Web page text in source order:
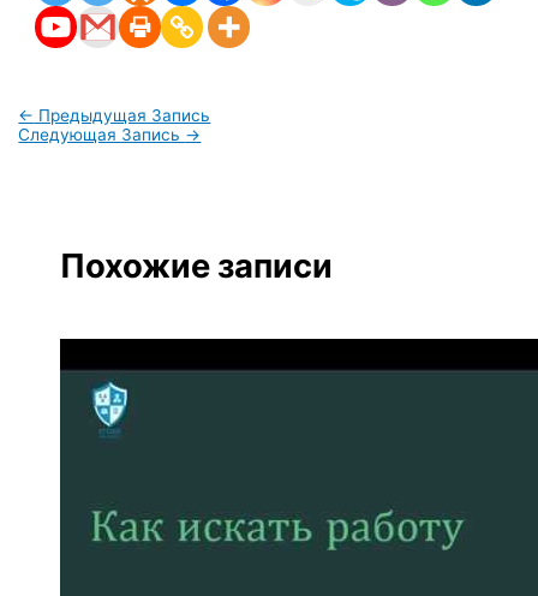
← Предыдущая Запись
Следующая Запись →
Похожие записи